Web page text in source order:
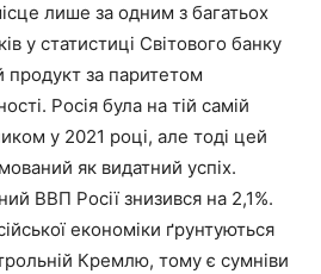
лише за одним з багатьох
у статистиці Світового банку
продукт за паритетом
Росія була на тій самій
у 2021 році, але тоді цей
як видатний успіх.
ВВП Росії знизився на 2,1%.
економіки ґрунтуються
Кремлю, тому є сумніви